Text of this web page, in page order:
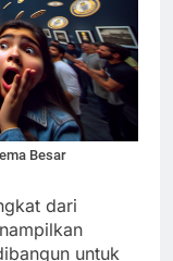
Besar
dari
untuk